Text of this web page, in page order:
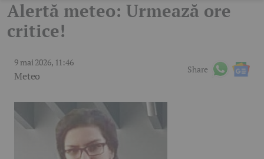
Alertă meteo: Urmează ore
critice!
9 mai 2026, 11:46
Meteo
Share